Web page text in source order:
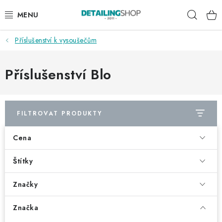
na
AKCE
NOVINKY
DÁRKOVÉ SADY A POUKAZY
ČLÁNKY
Příslušenství k vysoušečům
Příslušenství Blo
FILTROVAT PRODUKTY
Cena
Štítky
Značky
Značka